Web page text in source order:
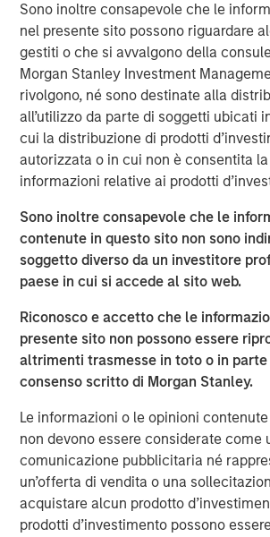
Sono inoltre consapevole che le
nel presente sito possono riguardare
gestiti o che si avvalgono della
Morgan Stanley Investment
rivolgono, né sono destinate alla
all’utilizzo da parte di soggetti ubicati
cui la distribuzione di prodotti
autorizzata o in cui non è consentita
informazioni relative ai prodotti
Sono inoltre consapevole che le
contenute in questo sito non sono
soggetto diverso da un investitore
paese in cui si accede al sito web.
Riconosco e accetto che le
presente sito non possono essere
altrimenti trasmesse in toto o in
consenso scritto di Morgan Stanley.
Le informazioni o le opinioni
non devono essere considerate come
comunicazione pubblicitaria né
un’offerta di vendita o una
acquistare alcun prodotto
prodotti d’investimento possono
managers. Written by Shea Tate-Di
Perspectives and co-author of The
Blueprint.
View Article
This link will take you to a non-Morgan
site. Morgan Stanley has not reviewed
supplied, and does not guarantee any
any responsibility for the content
MSIM
Managing Director